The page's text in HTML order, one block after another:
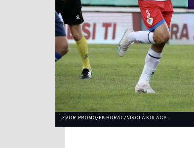
IZVOR: PROMO/FK BORAC/NIKOLA KULAGA